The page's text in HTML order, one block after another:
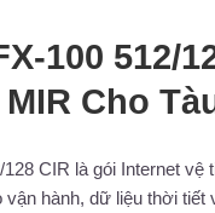
100 512/
MIR Cho
CIR là gói Internet
hành, dữ liệu thời tiết